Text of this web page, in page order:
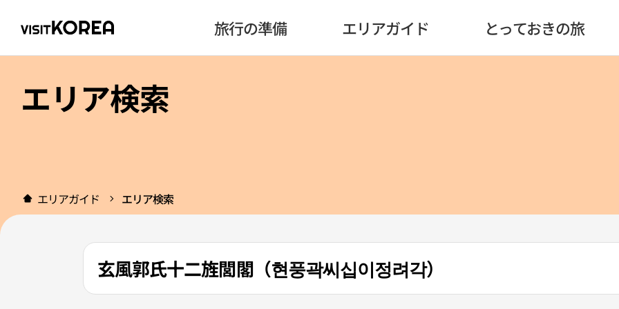
旅行の準備 エリアガイド とっておきの旅
エリア検索
エリアガイド エリア検索
玄風郭氏十二旌閭閣（현풍곽씨십이정려각）